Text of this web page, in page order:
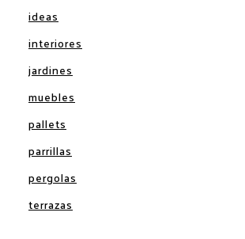
ideas
interiores
jardines
muebles
pallets
parrillas
pergolas
terrazas